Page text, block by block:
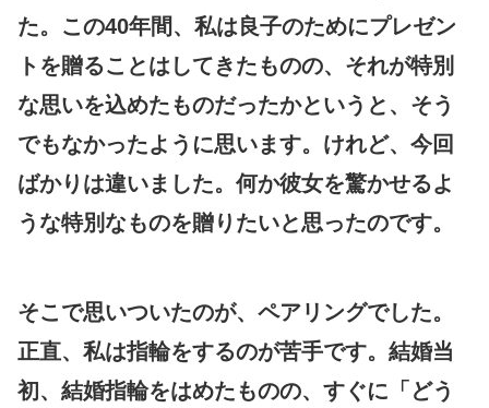
た。この40年間、私は良子のためにプレゼン
トを贈ることはしてきたものの、それが特別
な思いを込めたものだったかというと、そう
でもなかったように思います。けれど、今回
ばかりは違いました。何か彼女を驚かせるよ
うな特別なものを贈りたいと思ったのです。
そこで思いついたのが、ペアリングでした。
正直、私は指輪をするのが苦手です。結婚当
初、結婚指輪をはめたものの、すぐに「どう